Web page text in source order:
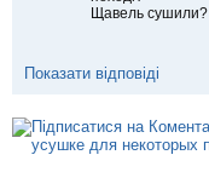
Щавель сушили?
Показати відповіді